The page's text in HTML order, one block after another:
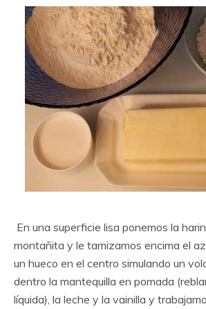
En una superficie lisa ponemos la
montañita y le tamizamos encima el
un hueco en el centro simulando un
dentro la mantequilla en pomada
líquida), la leche y la vainilla y